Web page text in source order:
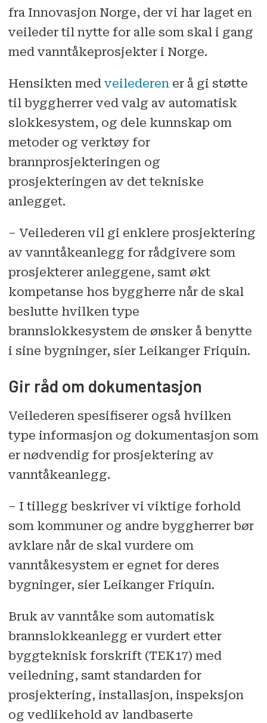
fra Innovasjon Norge, der vi har laget en
veileder til nytte for alle som skal i gang
med vanntåkeprosjekter i Norge.
Hensikten med veilederener å gi støtte
til byggherrer ved valg av automatisk
slokkesystem, og dele kunnskap om
metoder og verktøy for
brannprosjekteringen og
prosjekteringen av det tekniske
anlegget.
– Veilederen vil gi enklere prosjektering
av vanntåkeanlegg for rådgivere som
prosjekterer anleggene, samt økt
kompetanse hos byggherre når de skal
beslutte hvilken type
brannslokkesystem de ønsker å benytte
i sine bygninger, sier Leikanger Friquin.
Gir råd om dokumentasjon
Veilederen spesifiserer også hvilken
type informasjon og dokumentasjon som
er nødvendig for prosjektering av
vanntåkeanlegg.
– I tillegg beskriver vi viktige forhold
som kommuner og andre byggherrer bør
avklare når de skal vurdere om
vanntåkesystem er egnet for deres
bygninger, sier Leikanger Friquin.
Bruk av vanntåke som automatisk
brannslokkeanlegg er vurdert etter
byggteknisk forskrift (TEK17) med
veiledning, samt standarden for
prosjektering, installasjon, inspeksjon
og vedlikehold av landbaserte